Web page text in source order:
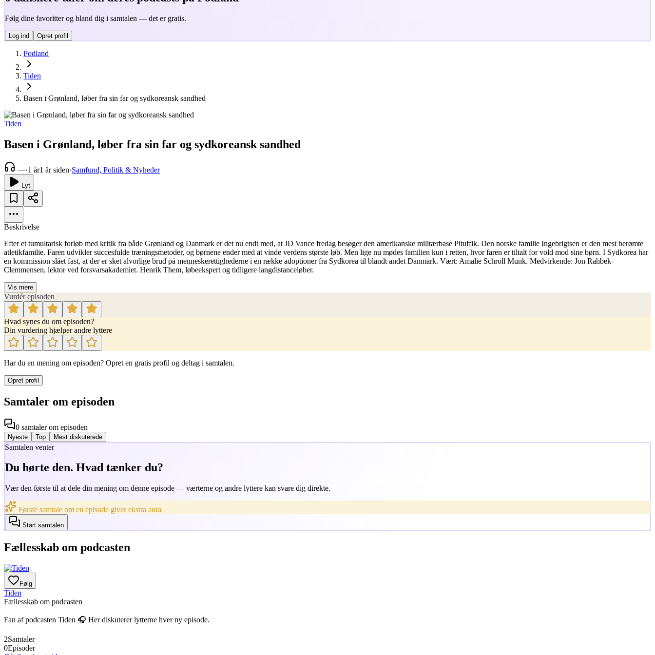
Følg dine favoritter og bland dig i samtalen — det er gratis.
Log ind Opret profil
Podland
Tiden
Basen i Grønland, løber fra sin far og sydkoreansk sandhed
Tiden
Basen i Grønland, løber fra sin far og sydkoreansk sandhed
—·1 år1 år siden·Samfund, Politik & Nyheder
Lyt
Beskrivelse
Efter et tumultarisk forløb med kritik fra både Grønland og Danmark er det nu endt med, at JD Vance fredag besøger den amerikanske militærbase Pituffik. Den norske familie Ingebrigtsen er den mest berømte
atletikfamilie. Faren udvikler succesfulde træningsmetoder, og børnene ender med at vinde verdens største løb. Men lige nu mødes familien kun i retten, hvor faren er tiltalt for vold mod sine børn. I Sydkorea har
en kommission slået fast, at der er sket alvorlige brud på menneskerettighederne i en række adoptioner fra Sydkorea til blandt andet Danmark. Vært: Amalie Schroll Munk. Medvirkende: Jon Rahbek-
Clemmensen, lektor ved forsvarsakademiet. Henrik Them, løbeekspert og tidligere langdistanceløber.
Vis mere
Vurdér episoden
Hvad synes du om episoden?
Din vurdering hjælper andre lyttere
Har du en mening om episoden? Opret en gratis profil og deltag i samtalen.
Opret profil
Samtaler om episoden
0 samtalerom episoden
Nyeste Top Mest diskuterede
Samtalen venter
Du hørte den. Hvad tænker du?
Vær den første til at dele din mening om denne episode — værterne og andre lyttere kan svare dig direkte.
Første samtale om en episode giver ekstra aura
Start samtalen
Fællesskab om podcasten
Følg
Tiden
Fællesskab om podcasten
Fan af podcasten Tiden 🎧 Her diskuterer lytterne hver ny episode.
2Samtaler
0Episoder